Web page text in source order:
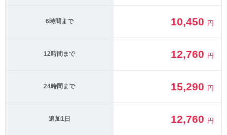
6時間まで 10,450 円
12時間まで 12,760 円
24時間まで 15,290 円
追加1日 12,760 円